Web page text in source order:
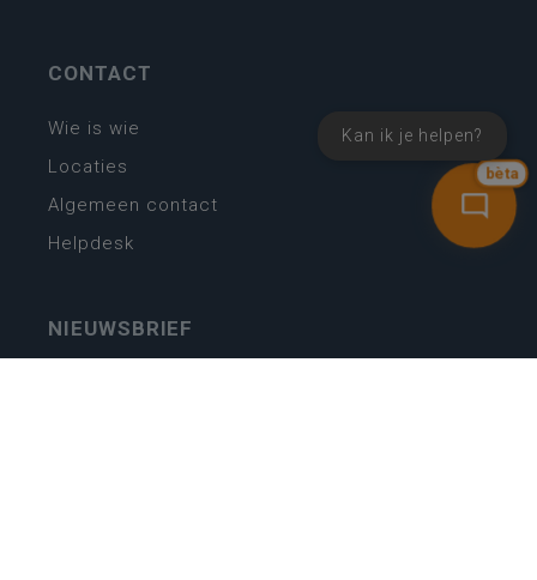
bèta
Kan ik je helpen?
CONTACT
Wie is wie
Locaties
Algemeen contact
Helpdesk
NIEUWSBRIEF